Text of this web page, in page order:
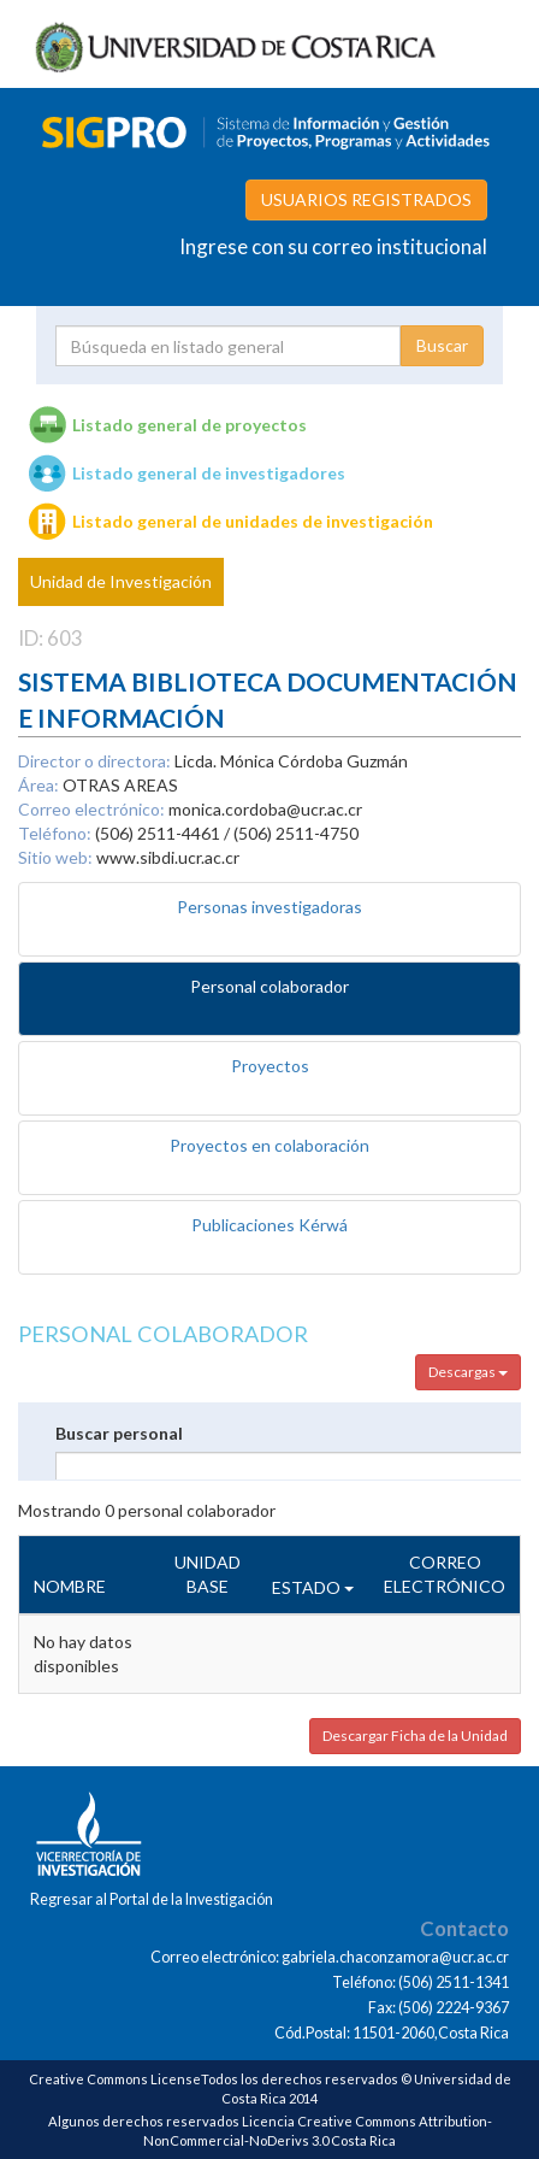
USUARIOS REGISTRADOS
Ingrese con su correo institucional
Unidades de investigación
Listado general de proyectos
Listado general de investigadores
Listado general de unidades de investigación
Unidad de Investigación
ID: 603
SISTEMA BIBLIOTECA DOCUMENTACIÓN
E INFORMACIÓN
Director o directora: Licda. Mónica Córdoba Guzmán
Área: OTRAS AREAS
Correo electrónico: monica.cordoba@ucr.ac.cr
Teléfono: (506) 2511-4461 / (506) 2511-4750
Sitio web: www.sibdi.ucr.ac.cr
Personas investigadoras
Personal colaborador
Proyectos
Proyectos en colaboración
Publicaciones Kérwá
PERSONAL COLABORADOR
Descargas
Buscar personal
Mostrando 0personal colaborador
NOMBRE
UNIDAD
BASE
ESTADO
CORREO
ELECTRÓNICO
No hay datos
disponibles
Descargar Ficha de la Unidad
Regresar al Portal de la Investigación
Contacto
Correo electrónico: gabriela.chaconzamora@ucr.ac.cr
Teléfono: (506) 2511-1341
Fax: (506) 2224-9367
Cód.Postal: 11501-2060,Costa Rica
Creative Commons LicenseTodos los derechos reservados © Universidad de
Costa Rica 2014
Algunos derechos reservados Licencia Creative Commons Attribution-
NonCommercial-NoDerivs 3.0 Costa Rica